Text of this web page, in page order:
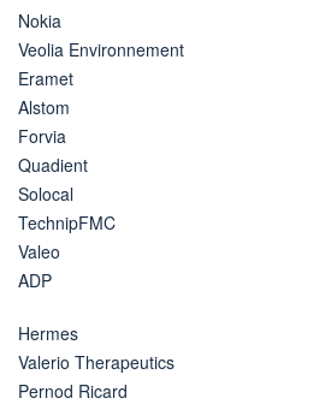
Nokia
Veolia Environnement
Eramet
Alstom
Forvia
Quadient
Solocal
TechnipFMC
Valeo
ADP
Hermes
Valerio Therapeutics
Pernod Ricard